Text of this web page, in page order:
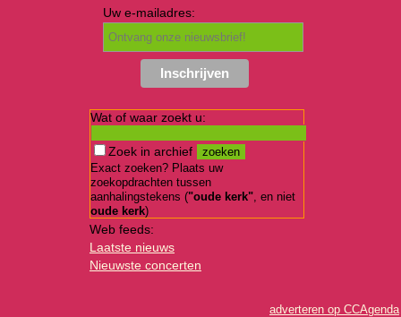
Uw e-mailadres:
Wat of waar zoekt u:
Zoek in archief
Exact zoeken? Plaats uw
zoekopdrachten tussen
aanhalingstekens ("oude kerk", en niet
oude kerk)
Web feeds:
Laatste nieuws
Nieuwste concerten
adverteren op CCAgenda